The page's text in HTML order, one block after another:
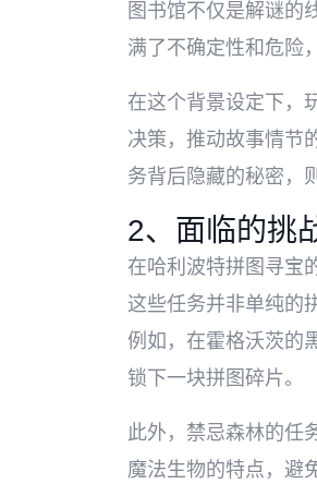
图书馆不仅是解谜的
满了不确定性和危险
在这个背景设定下，
决策，推动故事情节
务背后隐藏的秘密，
2、面临的挑
在哈利波特拼图寻宝
这些任务并非单纯的
例如，在霍格沃茨的
锁下一块拼图碎片。
此外，禁忌森林的任
魔法生物的特点，避